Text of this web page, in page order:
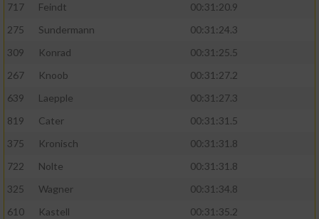
717
Feindt
00:31:20.9
275
Sundermann
00:31:24.3
309
Konrad
00:31:25.5
267
Knoob
00:31:27.2
639
Laepple
00:31:27.3
819
Cater
00:31:31.5
375
Kronisch
00:31:31.8
722
Nolte
00:31:31.8
325
Wagner
00:31:34.8
610
Kastell
00:31:35.2